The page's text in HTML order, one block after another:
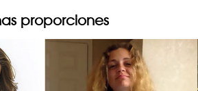
proporciones